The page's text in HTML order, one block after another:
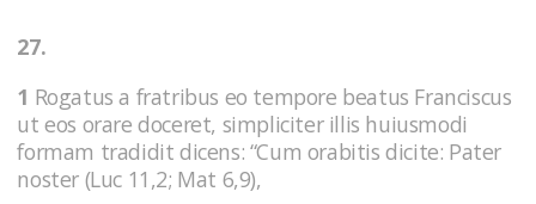
27.
1 Rogatus a fratribus eo tempore beatus Franciscus
ut eos orare doceret, simpliciter illis huiusmodi
formam tradidit dicens: “Cum orabitis dicite: Pater
noster (Luc 11,2; Mat 6,9),